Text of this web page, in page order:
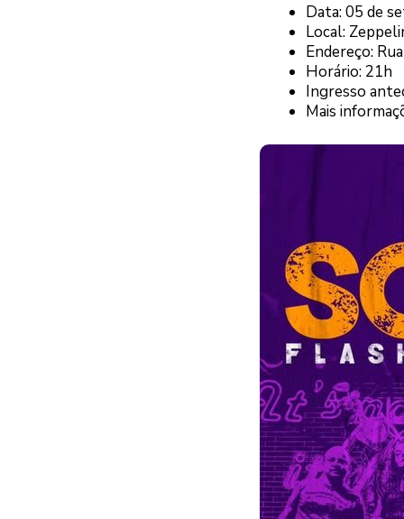
Data: 05 de
Local:
Endereço:
Horário: 21h
Ingresso
Mais